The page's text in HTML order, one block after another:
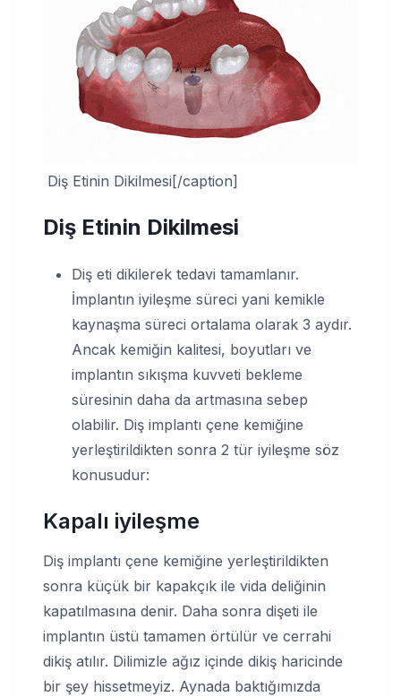
Diş Etinin Dikilmesi[/caption]
Diş Etinin Dikilmesi
Diş eti dikilerek tedavi tamamlanır.
İmplantın iyileşme süreci yani kemikle
kaynaşma süreci ortalama olarak 3 aydır.
Ancak kemiğin kalitesi, boyutları ve
implantın sıkışma kuvveti bekleme
süresinin daha da artmasına sebep
olabilir. Diş implantı çene kemiğine
yerleştirildikten sonra 2 tür iyileşme söz
konusudur:
Kapalı iyileşme
Diş implantı çene kemiğine yerleştirildikten
sonra küçük bir kapakçık ile vida deliğinin
kapatılmasına denir. Daha sonra dişeti ile
implantın üstü tamamen örtülür ve cerrahi
dikiş atılır. Dilimizle ağız içinde dikiş haricinde
bir şey hissetmeyiz. Aynada baktığımızda